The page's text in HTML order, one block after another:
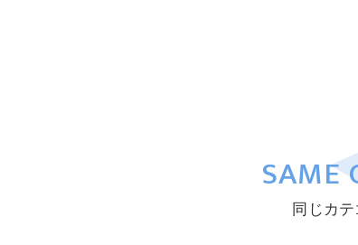
同じカ
SAME